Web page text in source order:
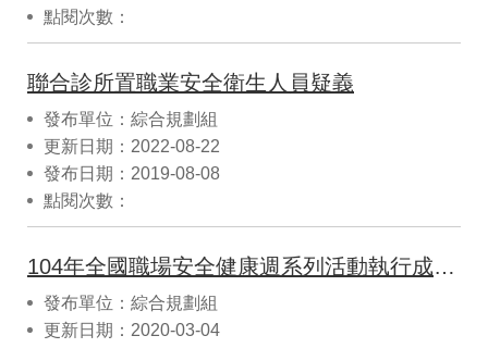
點閱次數：
聯合診所置職業安全衛生人員疑義
發布單位：綜合規劃組
更新日期：2022-08-22
發布日期：2019-08-08
點閱次數：
104年全國職場安全健康週系列活動執行成果(格式)
發布單位：綜合規劃組
更新日期：2020-03-04